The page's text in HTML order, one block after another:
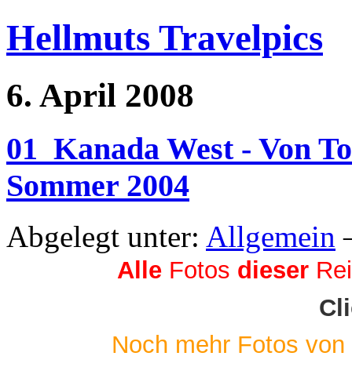
Hellmuts Travelpics
6. April 2008
01_Kanada West - Von
Sommer 2004
Abgelegt unter: Allgemein
Alle Fotos dieser
Noch mehr Fotos